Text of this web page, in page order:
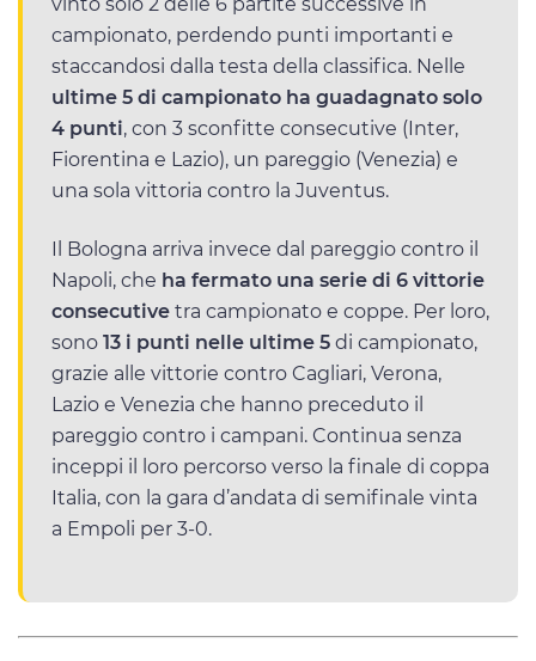
campionato, perdendo punti importanti e
staccandosi dalla testa della classifica. Nelle
ultime 5 di campionato ha guadagnato solo
4 punti, con 3 sconfitte consecutive (Inter,
Fiorentina e Lazio), un pareggio (Venezia) e
una sola vittoria contro la Juventus.
Il Bologna arriva invece dal pareggio contro il
Napoli, che ha fermato una serie di 6 vittorie
consecutive tra campionato e coppe. Per loro,
sono 13 i punti nelle ultime 5 di campionato,
grazie alle vittorie contro Cagliari, Verona,
Lazio e Venezia che hanno preceduto il
pareggio contro i campani. Continua senza
inceppi il loro percorso verso la finale di coppa
Italia, con la gara d’andata di semifinale vinta
a Empoli per 3-0.